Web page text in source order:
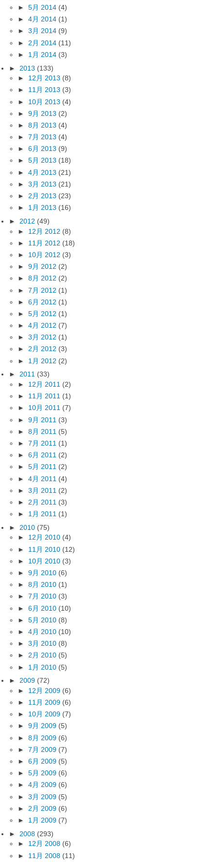
► 5月 2014 (4)
► 4月 2014 (1)
► 3月 2014 (9)
► 2月 2014 (11)
► 1月 2014 (3)
► 2013 (133)
► 12月 2013 (8)
► 11月 2013 (3)
► 10月 2013 (4)
► 9月 2013 (2)
► 8月 2013 (4)
► 7月 2013 (4)
► 6月 2013 (9)
► 5月 2013 (18)
► 4月 2013 (21)
► 3月 2013 (21)
► 2月 2013 (23)
► 1月 2013 (16)
► 2012 (49)
► 12月 2012 (8)
► 11月 2012 (18)
► 10月 2012 (3)
► 9月 2012 (2)
► 8月 2012 (2)
► 7月 2012 (1)
► 6月 2012 (1)
► 5月 2012 (1)
► 4月 2012 (7)
► 3月 2012 (1)
► 2月 2012 (3)
► 1月 2012 (2)
► 2011 (33)
► 12月 2011 (2)
► 11月 2011 (1)
► 10月 2011 (7)
► 9月 2011 (3)
► 8月 2011 (5)
► 7月 2011 (1)
► 6月 2011 (2)
► 5月 2011 (2)
► 4月 2011 (4)
► 3月 2011 (2)
► 2月 2011 (3)
► 1月 2011 (1)
► 2010 (75)
► 12月 2010 (4)
► 11月 2010 (12)
► 10月 2010 (3)
► 9月 2010 (6)
► 8月 2010 (1)
► 7月 2010 (3)
► 6月 2010 (10)
► 5月 2010 (8)
► 4月 2010 (10)
► 3月 2010 (8)
► 2月 2010 (5)
► 1月 2010 (5)
► 2009 (72)
► 12月 2009 (6)
► 11月 2009 (6)
► 10月 2009 (7)
► 9月 2009 (5)
► 8月 2009 (6)
► 7月 2009 (7)
► 6月 2009 (5)
► 5月 2009 (6)
► 4月 2009 (6)
► 3月 2009 (5)
► 2月 2009 (6)
► 1月 2009 (7)
► 2008 (293)
► 12月 2008 (6)
► 11月 2008 (11)